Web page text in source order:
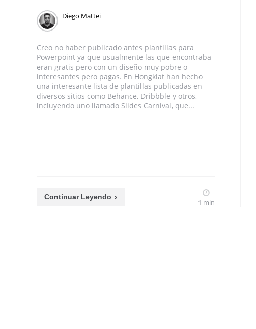
Diego Mattei
Creo no haber publicado antes plantillas para
Powerpoint ya que usualmente las que encontraba
eran gratis pero con un diseño muy pobre o
interesantes pero pagas. En Hongkiat han hecho
una interesante lista de plantillas publicadas en
diversos sitios como Behance, Dribbble y otros,
incluyendo uno llamado Slides Carnival, que...
Continuar Leyendo
1 min